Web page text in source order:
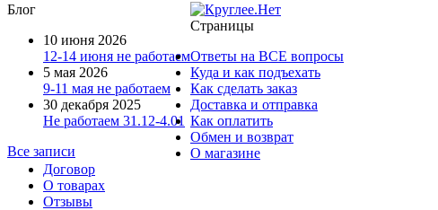
Блог
10 июня 2026
12-14 июня не работаем
5 мая 2026
9-11 мая не работаем
30 декабря 2025
Не работаем 31.12-4.01
Все записи
Страницы
Ответы на ВСЕ вопросы
Куда и как подъехать
Как сделать заказ
Доставка и отправка
Как оплатить
Обмен и возврат
О магазине
Договор
О товарах
Отзывы